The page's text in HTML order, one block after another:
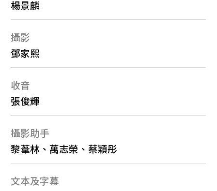
楊景麟
攝影
鄧家熙
收音
張俊輝
攝影助手
黎葦林、萬志榮、蔡穎彤
文本及字幕